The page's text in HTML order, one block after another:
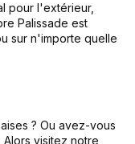
pour l'extérieur,
Palissade est
sur n'importe quelle
? Ou avez-vous
visitez notre